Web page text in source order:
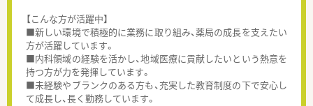
【こんな方が活躍中】
■新しい環境で積極的に業務に取り組み、薬局の成長を支えたい
方が活躍しています。
■内科領域の経験を活かし、地域医療に貢献したいという熱意を
持つ方が力を発揮しています。
■未経験やブランクのある方も、充実した教育制度の下で安心し
て成長し、長く勤務しています。